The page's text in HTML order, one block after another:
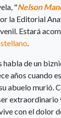
"Nelson
la Editorial
Estará
.
habla de un
años cuando
abuelo murió.
extraordinario
con el dolor